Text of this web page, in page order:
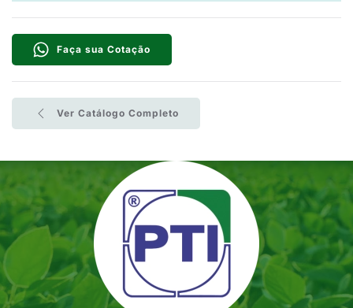
Faça sua Cotação
Ver Catálogo Completo